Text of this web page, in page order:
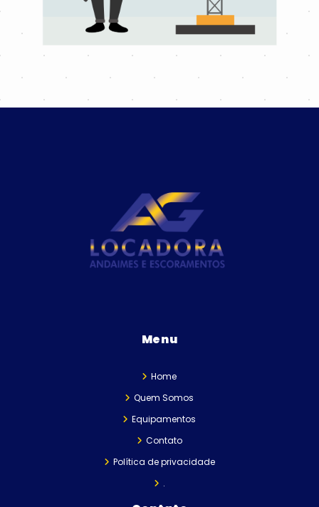
Menu
Home
Quem Somos
Equipamentos
Contato
Política de privacidade
.